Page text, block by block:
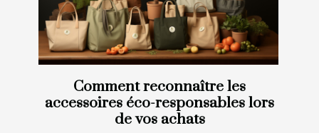
Comment reconnaître les
accessoires éco-responsables lors
de vos achats